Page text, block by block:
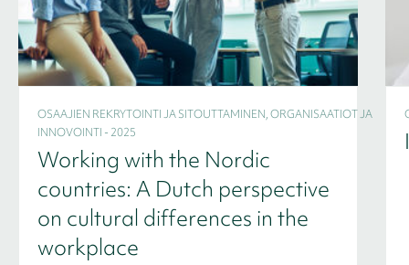
OSAAJIEN REKRYTOINTI JA SITOUTTAMINEN, ORGANISAATIOT JA
INNOVOINTI - 2025
Working with the Nordic
countries: A Dutch perspective
on cultural differences in the
workplace